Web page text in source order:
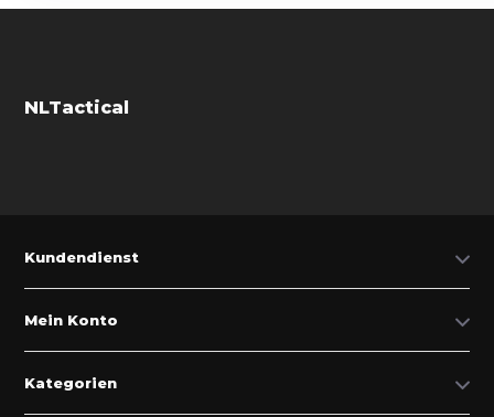
NLTactical
Kundendienst
Mein Konto
Kategorien